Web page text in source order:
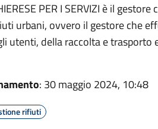
PER I SERVIZI è il
urbani, ovvero il gestore che
utenti, della raccolta e trasporto
: 30 maggio 2024, 10:48
rifiuti